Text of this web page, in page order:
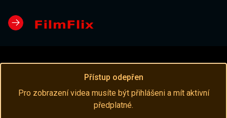
Přístup odepřen
Pro zobrazení videa musíte být přihlášeni a mít aktivní
předplatné.